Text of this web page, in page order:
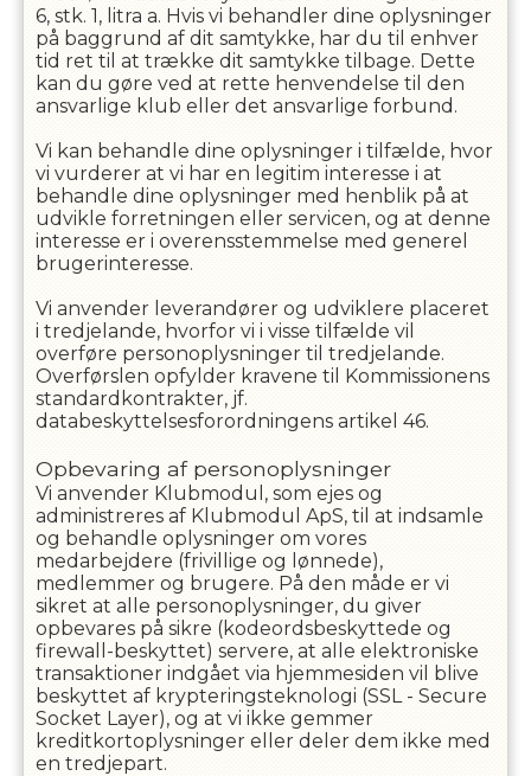
6, stk. 1, litra a. Hvis vi behandler dine oplysninger
på baggrund af dit samtykke, har du til enhver
tid ret til at trække dit samtykke tilbage. Dette
kan du gøre ved at rette henvendelse til den
ansvarlige klub eller det ansvarlige forbund.
Vi kan behandle dine oplysninger i tilfælde, hvor
vi vurderer at vi har en legitim interesse i at
behandle dine oplysninger med henblik på at
udvikle forretningen eller servicen, og at denne
interesse er i overensstemmelse med generel
brugerinteresse.
Vi anvender leverandører og udviklere placeret
i tredjelande, hvorfor vi i visse tilfælde vil
overføre personoplysninger til tredjelande.
Overførslen opfylder kravene til Kommissionens
standardkontrakter, jf.
databeskyttelsesforordningens artikel 46.
Opbevaring af personoplysninger
Vi anvender Klubmodul, som ejes og
administreres af Klubmodul ApS, til at indsamle
og behandle oplysninger om vores
medarbejdere (frivillige og lønnede),
medlemmer og brugere. På den måde er vi
sikret at alle personoplysninger, du giver
opbevares på sikre (kodeordsbeskyttede og
firewall-beskyttet) servere, at alle elektroniske
transaktioner indgået via hjemmesiden vil blive
beskyttet af krypteringsteknologi (SSL - Secure
Socket Layer), og at vi ikke gemmer
kreditkortoplysninger eller deler dem ikke med
en tredjepart.